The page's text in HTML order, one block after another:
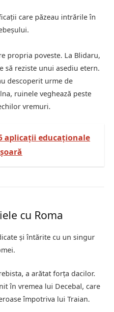
care păzeau intrările în
propria poveste. La Blidaru,
să reziste unui asediu etern.
descoperit urme de
ruinele veghează peste
vremuri.
aplicații educaționale
cu Roma
și întărite cu un singur
a arătat forța dacilor.
în vremea lui Decebal, care
împotriva lui Traian.